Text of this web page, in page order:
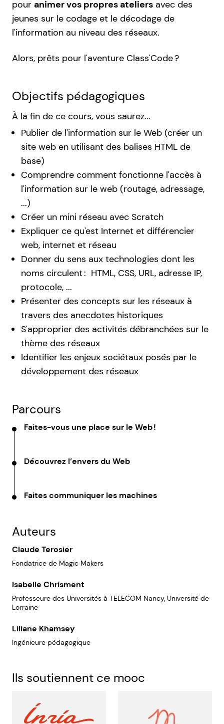
pour animer vos propres ateliers avec des
jeunes sur le codage et le décodage de
l'information au niveau des réseaux.
Alors, prêts pour l'aventure Class'Code ?
Objectifs pédagogiques
À la fin de ce cours, vous saurez...
Publier de l'information sur le Web (créer un
site web en utilisant des balises HTML de
base)
Comprendre comment fonctionne l'accès à
l'information sur le web (routage, adressage,
...)
Créer un mini réseau avec Scratch
Expliquer ce qu'est Internet et différencier
web, internet et réseau
Donner du sens aux technologies dont les
noms circulent : HTML, CSS, URL, adresse IP,
protocole, ...
Présenter des concepts sur les réseaux à
travers des anecdotes historiques
S'approprier des activités débranchées sur le
thème des réseaux
Identifier les enjeux sociétaux posés par le
développement des réseaux
Parcours
Faites-vous une place sur le Web !
Découvrez l’envers du Web
Faites communiquer les machines
Auteurs
Claude Terosier
Fondatrice de Magic Makers
Isabelle Chrisment
Professeure des Universités à TELECOM Nancy, Université de
Lorraine
Liliane Khamsey
Ingénieure pédagogique
Ils soutiennent ce mooc